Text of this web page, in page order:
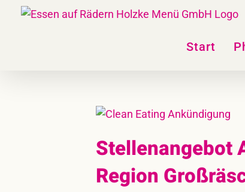
Start
Stellenangebot
Region